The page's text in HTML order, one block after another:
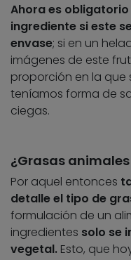
Ahora es
ingrediente si este
envase; si en un
imágenes de este
proporción en la que
teníamos forma de
ciegas.
¿Grasas
Por aquel entonces
detalle el tipo de
formulación de un
ingredientes solo se
vegetal. Esto, que